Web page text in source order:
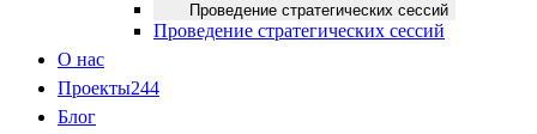
Проведение стратегических сессий
Проведение стратегических сессий
О нас
Проекты244
Блог